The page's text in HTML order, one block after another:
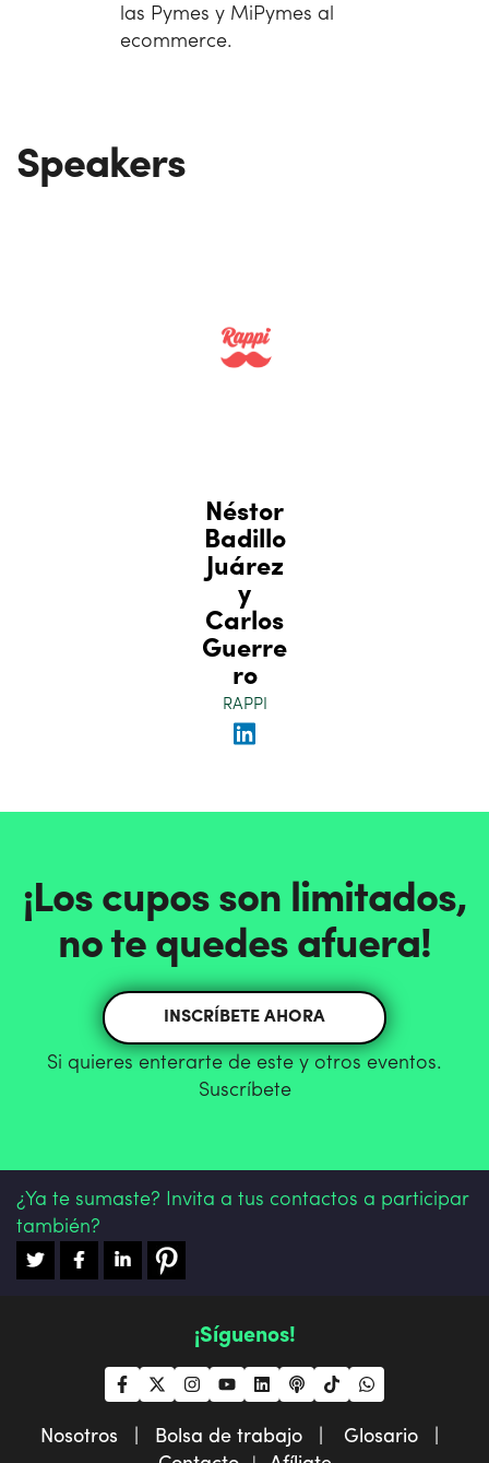
las Pymes y MiPymes al
ecommerce.
Speakers
Néstor
Badillo
Juárez
y
Carlos
Guerre
ro
RAPPI
¡Los cupos son limitados,
no te quedes afuera!
INSCRÍBETE AHORA
Si quieres enterarte de este y otros eventos.
Suscríbete
¿Ya te sumaste? Invita a tus contactos a participar
también?
¡Síguenos!
Nosotros | Bolsa de trabajo |
Glosario |